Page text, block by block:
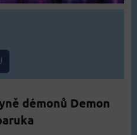
démonů Demon